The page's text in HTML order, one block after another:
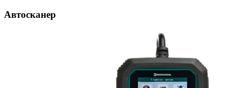
Автосканер